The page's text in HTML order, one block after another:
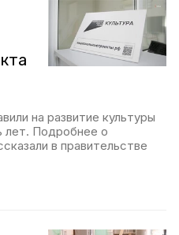
на развитие культуры
лет. Подробнее о
в правительстве